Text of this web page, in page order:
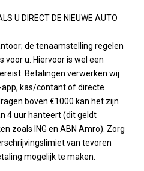
U DIRECT DE NIEUWE AUTO
de tenaamstelling regelen
voor u. Hiervoor is wel een
Betalingen verwerken wij
kas/contant of directe
boven €1000 kan het zijn
4 uur hanteert (dit geldt
zoals ING en ABN Amro). Zorg
van tevoren
mogelijk te maken.